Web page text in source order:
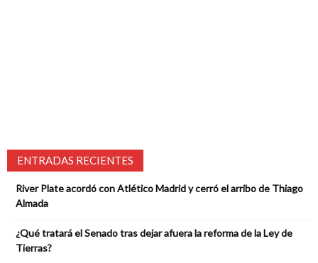
ENTRADAS RECIENTES
River Plate acordó con Atlético Madrid y cerró el arribo de Thiago
Almada
¿Qué tratará el Senado tras dejar afuera la reforma de la Ley de
Tierras?